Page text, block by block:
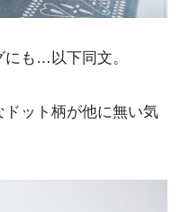
も…以下同文。
ット柄が他に無い気